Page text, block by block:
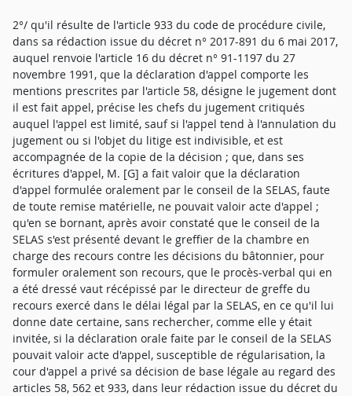
2°/ qu'il résulte de l'article 933 du code de procédure civile,
dans sa rédaction issue du décret n° 2017-891 du 6 mai 2017,
auquel renvoie l'article 16 du décret n° 91-1197 du 27
novembre 1991, que la déclaration d'appel comporte les
mentions prescrites par l'article 58, désigne le jugement dont
il est fait appel, précise les chefs du jugement critiqués
auquel l'appel est limité, sauf si l'appel tend à l'annulation du
jugement ou si l'objet du litige est indivisible, et est
accompagnée de la copie de la décision ; que, dans ses
écritures d'appel, M. [G] a fait valoir que la déclaration
d'appel formulée oralement par le conseil de la SELAS, faute
de toute remise matérielle, ne pouvait valoir acte d'appel ;
qu'en se bornant, après avoir constaté que le conseil de la
SELAS s'est présenté devant le greffier de la chambre en
charge des recours contre les décisions du bâtonnier, pour
formuler oralement son recours, que le procès-verbal qui en
a été dressé vaut récépissé par le directeur de greffe du
recours exercé dans le délai légal par la SELAS, en ce qu'il lui
donne date certaine, sans rechercher, comme elle y était
invitée, si la déclaration orale faite par le conseil de la SELAS
pouvait valoir acte d'appel, susceptible de régularisation, la
cour d'appel a privé sa décision de base légale au regard des
articles 58, 562 et 933, dans leur rédaction issue du décret du